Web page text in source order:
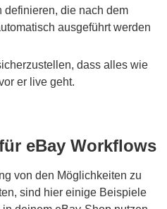
definieren, die nach dem
ausgeführt werden
dass alles wie
er live geht.
eBay Workflows
von den Möglichkeiten zu
sind hier einige Beispiele